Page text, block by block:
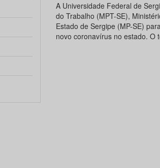
A Universidade Federal de
do Trabalho (MPT-SE),
Estado de Sergipe (MP-SE)
novo coronavírus no estado. O